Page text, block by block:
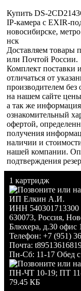
Купить DS-
IP-камера с EXIR-
новосибирске,
нск
Доставляем товары
или Почтой России.
Комплект поставки
отличаться от
производителем
на нашем сайте
а так же
ознакомительный
офертой,
получения
наличии и
нашей компании.
подтверждения
1 картридж
ИП Елкин А.И.
ИНН 540301713300
630073, Россия,
Блюхера, д.30 офис
Телефон: +7 (951)
Почта:
Пн-Сб: 11-17 Обед с
ПН-ЧТ 10-19; ПТ
79.45 КБ